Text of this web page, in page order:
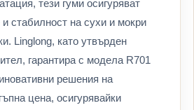
тези гуми осигуряват
стабилност на сухи и мокри
Linglong, като утвърден
гарантира с модела R701
решения на
цена, осигурявайки